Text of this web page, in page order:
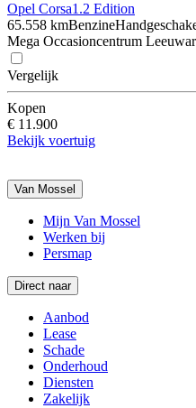
Opel Corsa1.2 Edition
65.558 kmBenzine
Mega Occasioncentrum
Vergelijk
Kopen
€ 11.900
Bekijk voertuig
Van Mossel
Mijn Van Mossel
Werken bij
Persmap
Direct naar
Aanbod
Lease
Schade
Onderhoud
Diensten
Zakelijk